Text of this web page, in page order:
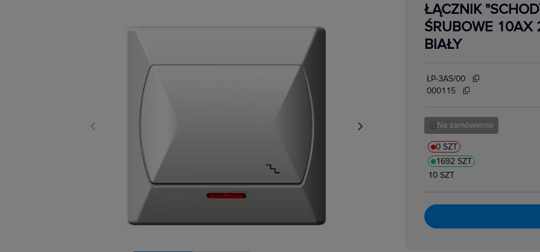
Odzież ochronna i BHP
Osprzęt siłowy, przenośny
Oświetlenie
Pompy ciepła
Prowadzenie kabli
Rozdzielnice i obudowy
Systemy HVAC
Technika grzewcza
Technika instalacyjna
Termostaty i regulatoryRadia i głośniki
ŁĄCZNIK
ŚRUBOWE 10AX
BIAŁY
ŁP-3AS/00
000115
Na zamówienie
0 SZT
1692 SZT
10 SZT